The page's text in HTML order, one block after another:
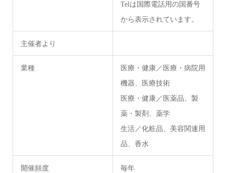
Telは国際電話用の国番号
から表示されています。
主催者より
業種
医療・健康／医療・病院用
機器、医療技術
医療・健康／医薬品、製
薬・製剤、薬学
生活／化粧品、美容関連用
品、香水
開催頻度 毎年